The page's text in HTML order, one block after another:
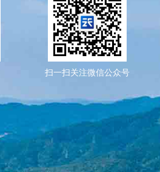
扫一扫关注微信公众号